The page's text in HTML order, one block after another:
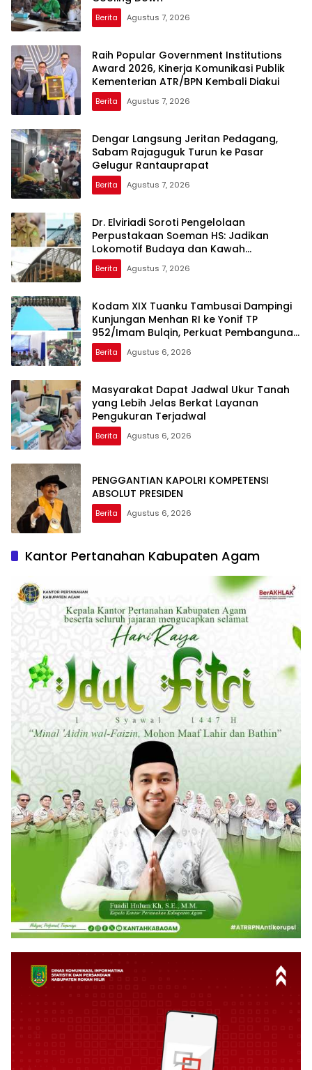
Berita Agustus 7, 2026
Raih Popular Government Institutions
Award 2026, Kinerja Komunikasi Publik
Kementerian ATR/BPN Kembali Diakui
Berita Agustus 7, 2026
Dengar Langsung Jeritan Pedagang,
Sabam Rajaguguk Turun ke Pasar
Gelugur Rantauprapat
Berita Agustus 7, 2026
Dr. Elviriadi Soroti Pengelolaan
Perpustakaan Soeman HS: Jadikan
Lokomotif Budaya dan Kawah
Candradimuka Intelektual
Berita Agustus 7, 2026
Kodam XIX Tuanku Tambusai Dampingi
Kunjungan Menhan RI ke Yonif TP
952/Imam Bulqin, Perkuat Pembangunan
Satuan
Berita Agustus 6, 2026
Masyarakat Dapat Jadwal Ukur Tanah
yang Lebih Jelas Berkat Layanan
Pengukuran Terjadwal
Berita Agustus 6, 2026
PENGGANTIAN KAPOLRI KOMPETENSI
ABSOLUT PRESIDEN
Berita Agustus 6, 2026
Kantor Pertanahan Kabupaten Agam